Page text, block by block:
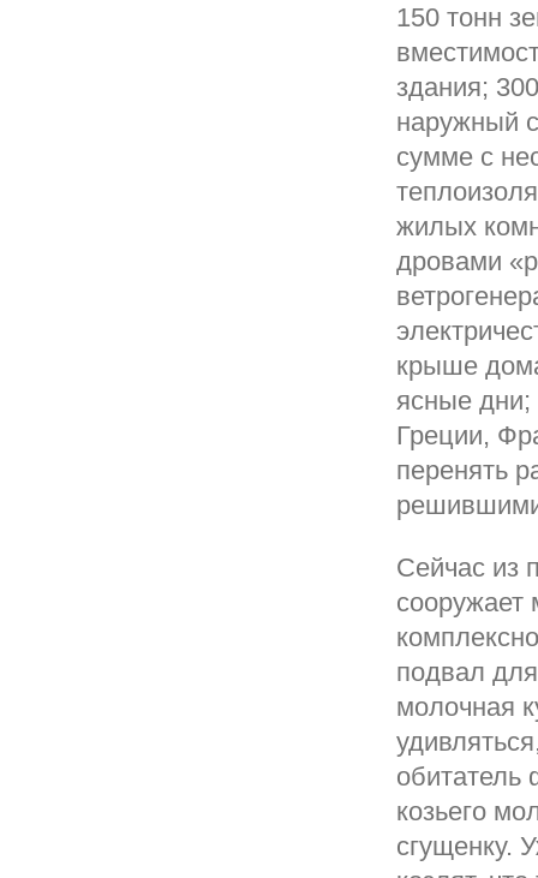
150 тонн
здания;
наружный
сумме с
жилых
дровами
крыше
ясные дни;
Греции,
перенять
Сейчас из
сооружает
подвал
молочная
козьего
сгущенку.